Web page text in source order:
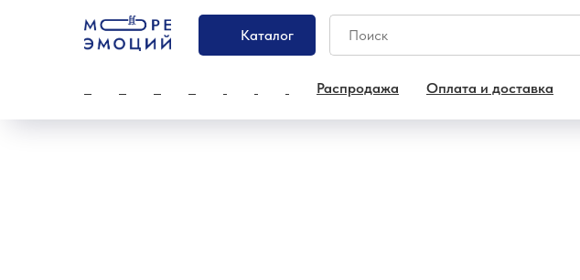
Каталог
Распродажа Оплата и доставка